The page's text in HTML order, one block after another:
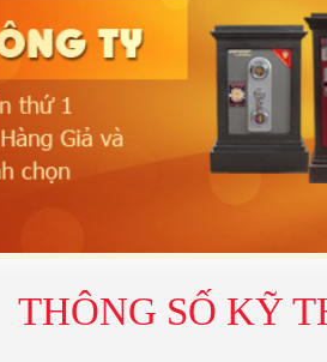
THÔNG SỐ KỸ